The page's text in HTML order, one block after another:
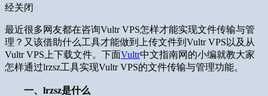
经关闭
最近很多网友都在咨询Vultr VPS怎样才能实现文件传输与管
理？又该借助什么工具才能做到上传文件到Vultr VPS以及从
Vultr VPS上下载文件。下面Vultr中文指南网的小编就教大家
怎样通过lrzsz工具实现Vultr VPS的文件传输与管理功能。
一、lrzsz是什么